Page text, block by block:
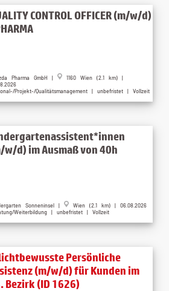
CONTROL OFFICER (m/w/d)
Pharma GmbH |
1160 Wien (2.1 km) |
Projekt-/Qualitätsmanagement | unbefristet | Vollzeit
w/d) im Ausmaß von 40h
Sonneninsel |
Wien (2.1 km) | 06.08.2026
Weiterbildung | unbefristet | Vollzeit
Persönliche
(m/w/d) für Kunden im
Bezirk (ID 1626)